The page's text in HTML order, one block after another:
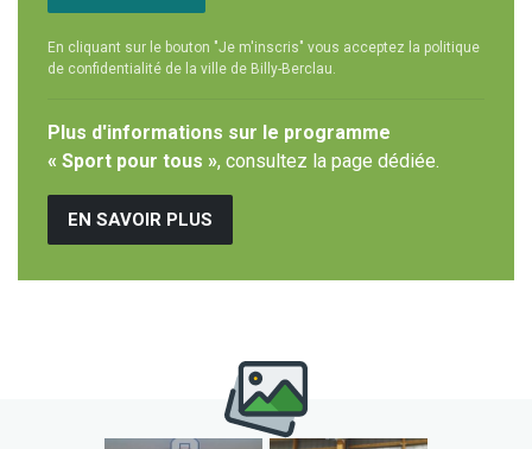
En cliquant sur le bouton "Je m'inscris" vous acceptez la politique
de confidentialité de la ville de Billy-Berclau.
Plus d'informations sur le programme
« Sport pour tous », consultez la page dédiée.
EN SAVOIR PLUS